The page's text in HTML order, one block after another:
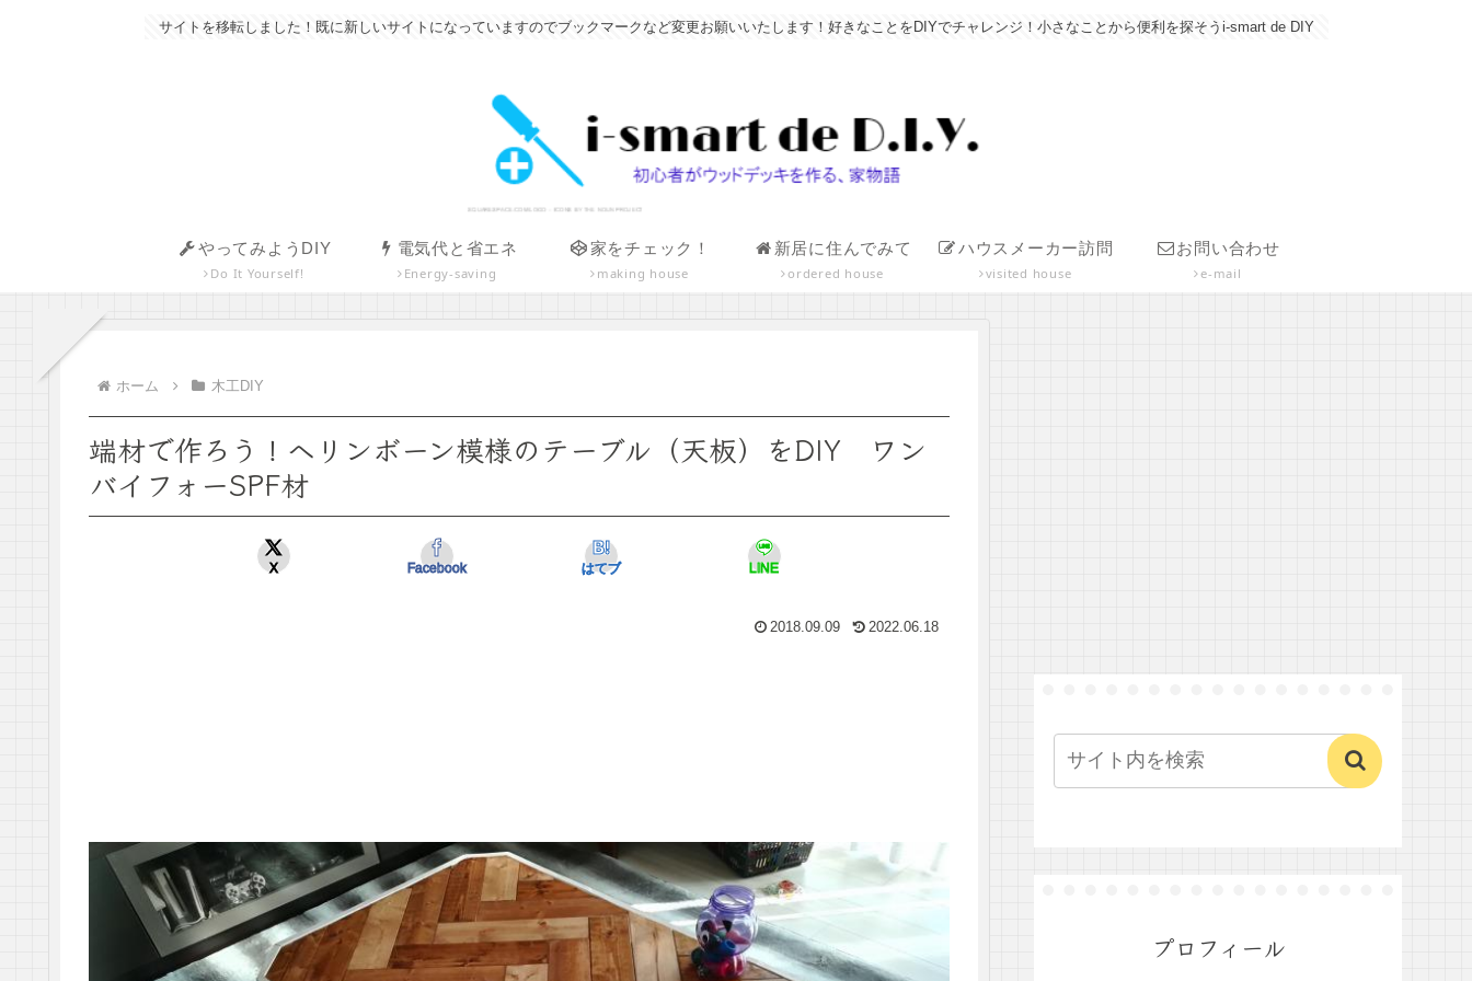
サイトを移転しました！既に新しいサイトになっていますのでブックマークなど変更お願いいたします！好きなことをDIYでチャレンジ！小さなことから便利を探そうi-smart de DIY
やってみようDIY
Do It Yourself!
電気代と省エネ
Energy-saving
家をチェック！
making house
新居に住んでみて
ordered house
ハウスメーカー訪問
visited house
お問い合わせ
e-mail
ホーム 木工DIY
端材で作ろう！ヘリンボーン模様のテーブル（天板）をDIY ワン
バイフォーSPF材
X Facebook はてブ LINE
2018.09.09 2022.06.18
プロフィール